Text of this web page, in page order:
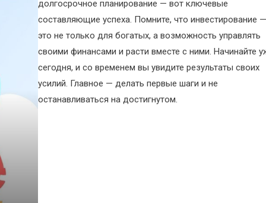
долгосрочное планирование — вот ключевые
составляющие успеха. Помните, что инвестирование
это не только для богатых, а возможность управлять
своими финансами и расти вместе с ними. Начинайте
сегодня, и со временем вы увидите результаты своих
усилий. Главное — делать первые шаги и не
останавливаться на достигнутом.